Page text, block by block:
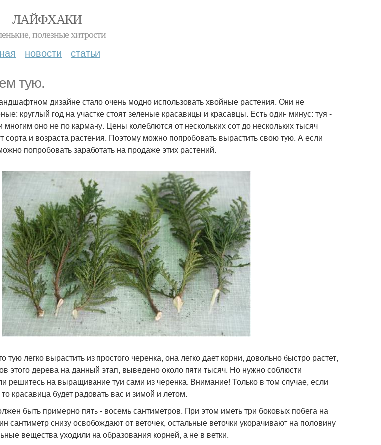
ЛАЙФХАКИ
полезные хитрости
новости статьи
тую.
дизайне стало очень модно использовать хвойные растения. Они не
круглый год на участке стоят зеленые красавицы и красавцы. Есть один минус: туя -
оно не по карману. Цены колеблются от нескольких сот до нескольких тысяч
сорта и возраста растения. Поэтому можно попробовать вырастить свою тую. А если
попробовать заработать на продаже этих растений.
тую легко вырастить из простого черенка, она легко дает корни, довольно быстро растет,
этого дерева на данный этап, выведено около пяти тысяч. Но нужно соблюсти
решитесь на выращивание туи сами из черенка. Внимание! Только в том случае, если
красавица будет радовать вас и зимой и летом.
быть примерно пять - восемь сантиметров. При этом иметь три боковых побега на
сантиметр снизу освобождают от веточек, остальные веточки укорачивают на половину
вещества уходили на образования корней, а не в ветки.